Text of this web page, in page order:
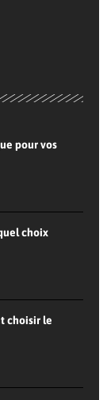
pour vos
choix
choisir le